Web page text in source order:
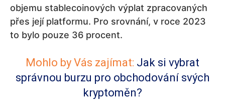
objemu stablecoinových výplat zpracovaných
přes její platformu. Pro srovnání, v roce 2023
to bylo pouze 36 procent.
Mohlo by Vás zajímat: Jak si vybrat
správnou burzu pro obchodování svých
kryptoměn?